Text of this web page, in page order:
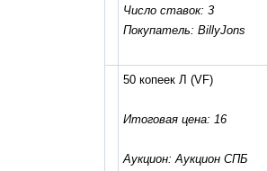
Число ставок: 3
Покупатель: BillyJons
50 копеек Л (VF)
Итоговая цена: 16
Аукцион: Аукцион СПБ